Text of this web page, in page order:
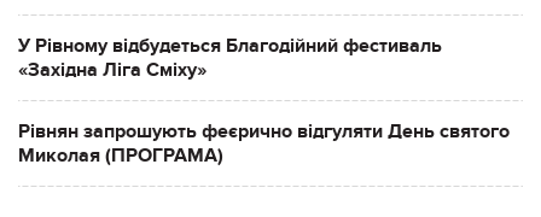
У Рівному відбудеться Благодійний фестиваль
«Західна Ліга Сміху»
Рівнян запрошують феєрично відгуляти День святого
Миколая (ПРОГРАМА)